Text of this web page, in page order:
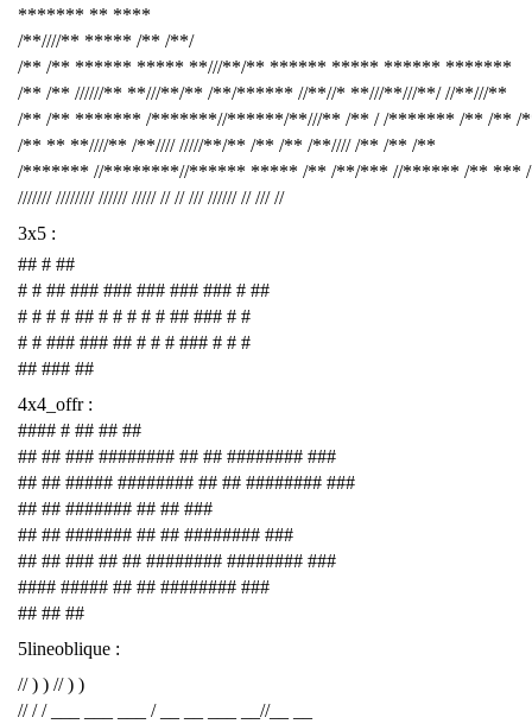
******* ** ****
/**////** ***** /** /**/
/** /** ****** ***** **///**/** ****** ***** ****** *******
/** /** //////** **///**/** /**/****** //**//* **///**///**/ //**///**
/** /** ******* /*******//******/**///** /** / /******* /** /** /
/** ** **////** /**//// /////**/** /** /** /**//// /** /** /**
/******* //********//****** ***** /** /**/*** //****** /** ***
/////// //////// ////// ///// // // /// ////// // /// //
3x5 :
## # ##
# # ## ### ### ### ### ### # ##
# # # # ## # # # # # ## ### # #
# # ### ### ## # # # ### # # #
## ### ##
4x4_offr :
#### # ## ## ##
## ## ### ######## ## ## ######## ###
## ## ##### ######## ## ## ######## ###
## ## ####### ## ## ###
## ## ####### ## ## ######## ###
## ## ### ## ## ######## ######## ###
#### ##### ## ## ######## ###
## ## ##
5lineoblique :
// ) ) // ) )
// / / ___ ___ ___ / __ __ ___ __//__ __